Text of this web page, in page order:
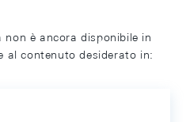
non è ancora disponibile in
al contenuto desiderato in: